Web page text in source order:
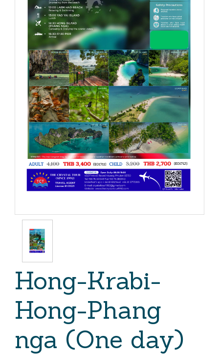
Hong-Krabi-
Hong-Phang
nga (One day)